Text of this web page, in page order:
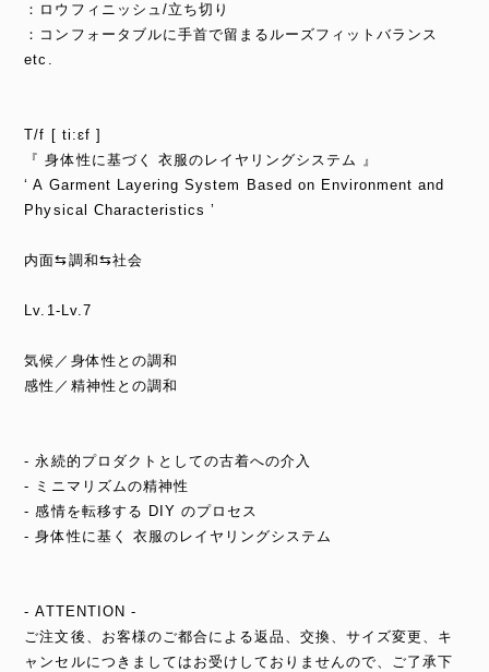
：ロウフィニッシュ/立ち切り
：コンフォータブルに手首で留まるルーズフィットバランス
etc.
T/f [ ti:ɛf ]
『 身体性に基づく 衣服のレイヤリングシステム 』
‘ A Garment Layering System Based on Environment and
Physical Characteristics ’
内面⇆調和⇆社会
Lv.1-Lv.7
気候／身体性との調和
感性／精神性との調和
- 永続的プロダクトとしての古着への介入
- ミニマリズムの精神性
- 感情を転移する DIY のプロセス
- 身体性に基く 衣服のレイヤリングシステム
- ATTENTION -
ご注文後、お客様のご都合による返品、交換、サイズ変更、キ
ャンセルにつきましてはお受けしておりませんので、ご了承下